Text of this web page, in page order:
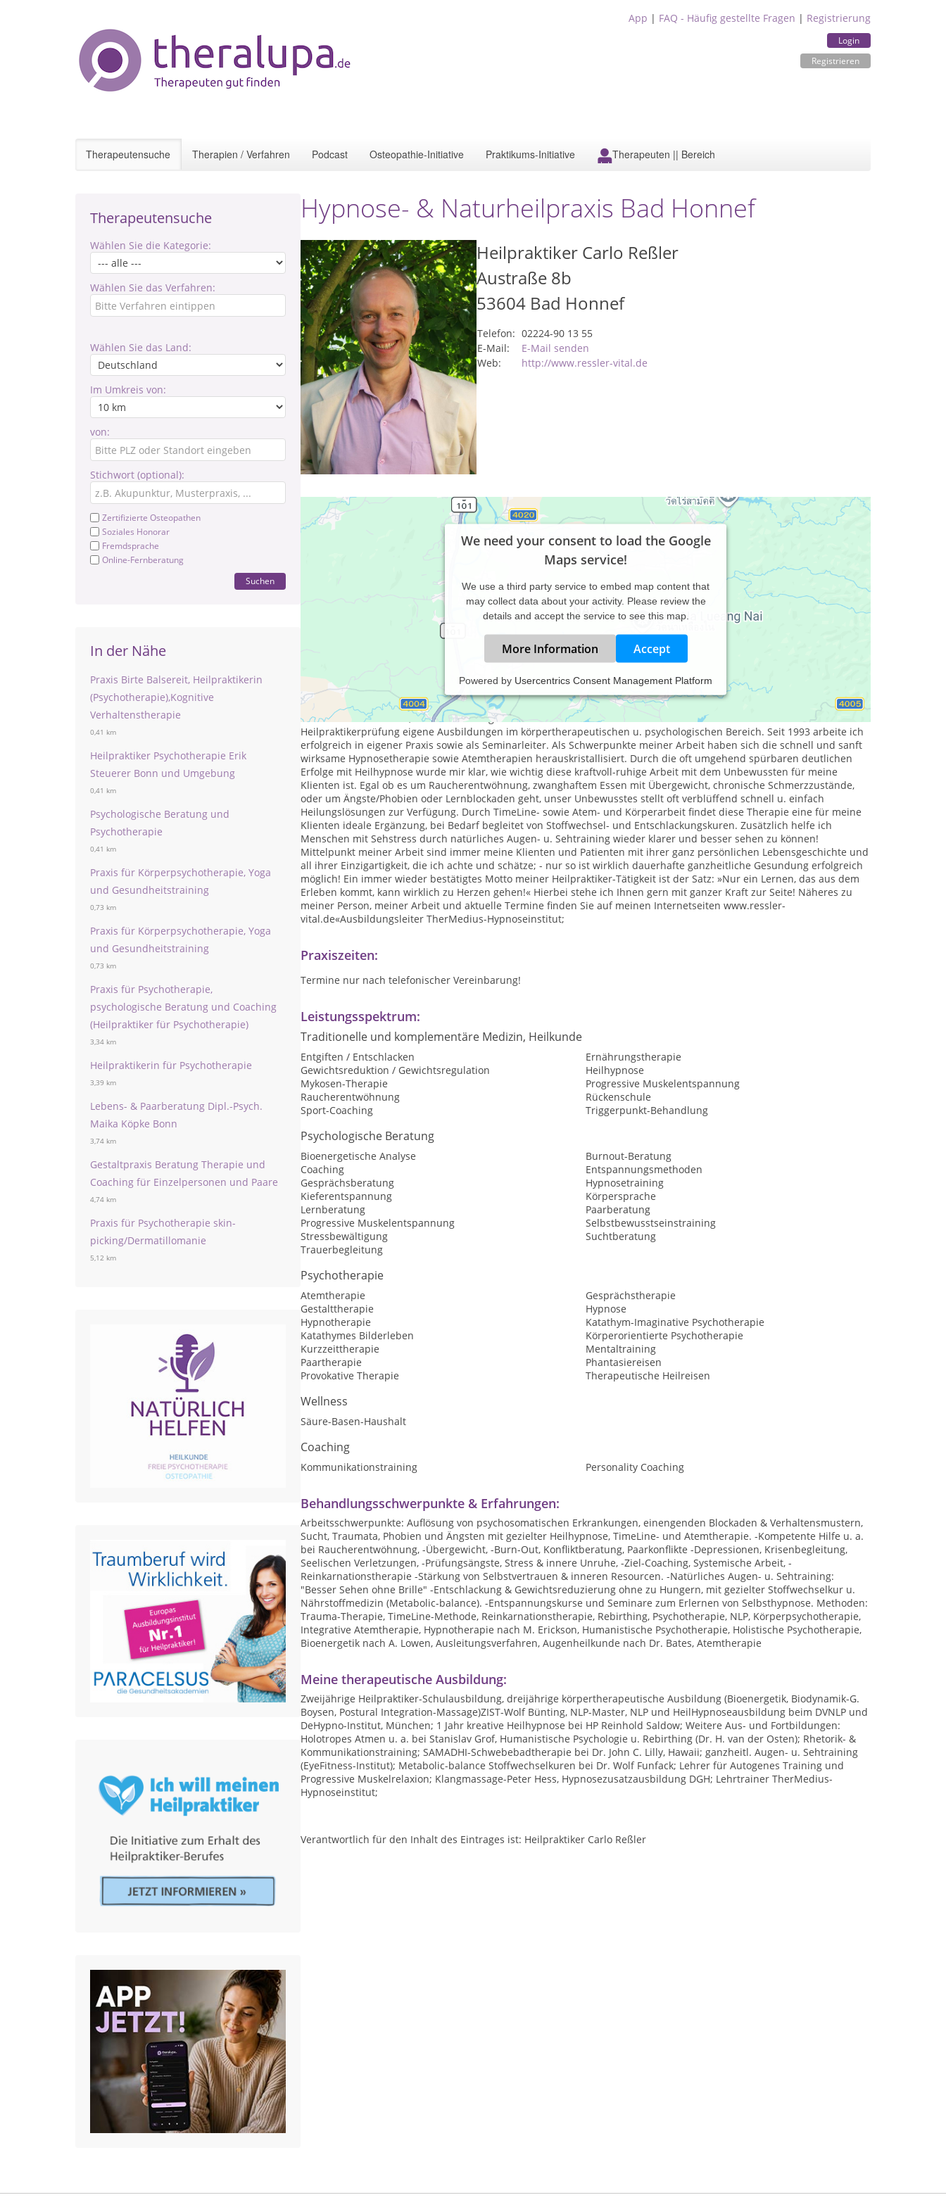
App | FAQ - Häufig gestellte Fragen | Registrierung
Login
Registrieren
Therapeutensuche Therapien / Verfahren Podcast Osteopathie-Initiative Praktikums-Initiative Therapeuten || Bereich
Therapeutensuche
Wählen Sie die Kategorie:
Wählen Sie das Verfahren:
Wählen Sie das Land:
Im Umkreis von:
von:
Stichwort (optional):
Zertifizierte Osteopathen
Soziales Honorar
Fremdsprache
Online-Fernberatung
Suchen
In der Nähe
Praxis Birte Balsereit, Heilpraktikerin
(Psychotherapie),Kognitive
Verhaltenstherapie
0,41 km
Heilpraktiker Psychotherapie Erik
Steuerer Bonn und Umgebung
0,41 km
Psychologische Beratung und
Psychotherapie
0,41 km
Praxis für Körperpsychotherapie, Yoga
und Gesundheitstraining
0,73 km
Praxis für Körperpsychotherapie, Yoga
und Gesundheitstraining
0,73 km
Praxis für Psychotherapie,
psychologische Beratung und Coaching
(Heilpraktiker für Psychotherapie)
3,34 km
Heilpraktikerin für Psychotherapie
3,39 km
Lebens- & Paarberatung Dipl.-Psych.
Maika Köpke Bonn
3,74 km
Gestaltpraxis Beratung Therapie und
Coaching für Einzelpersonen und Paare
4,74 km
Praxis für Psychotherapie skin-
picking/Dermatillomanie
5,12 km
Hypnose- & Naturheilpraxis Bad Honnef
Heilpraktiker Carlo Reßler
Austraße 8b
53604 Bad Honnef
Telefon: 02224-90 13 55
E-Mail:
E-Mail senden
Web:
http://www.ressler-vital.de
We need your consent to load the Google
Maps service!
We use a third party service to embed map content that
may collect data about your activity. Please review the
details and accept the service to see this map.
More Information Accept
Powered by Usercentrics Consent Management Platform
»Nach vielen für meine Entwicklung bedeutenden eigenen Therapieerfahrungen (u. a. Bioenergetik, Holotropes Atmen,
Psychodrama, Hypnose) beschloß ich 1990 eine Heilpraktikerausbildung zu machen, um Menschen mit dem was ich als
wertvoll erfahren habe, bei ihrer Heilung weiterhelfen zu können. Hierfür machte ich nach bestandener
Heilpraktikerprüfung eigene Ausbildungen im körpertherapeutischen u. psychologischen Bereich. Seit 1993 arbeite ich
erfolgreich in eigener Praxis sowie als Seminarleiter. Als Schwerpunkte meiner Arbeit haben sich die schnell und sanft
wirksame Hypnosetherapie sowie Atemtherapien herauskristallisiert. Durch die oft umgehend spürbaren deutlichen
Erfolge mit Heilhypnose wurde mir klar, wie wichtig diese kraftvoll-ruhige Arbeit mit dem Unbewussten für meine
Klienten ist. Egal ob es um Raucherentwöhnung, zwanghaftem Essen mit Übergewicht, chronische Schmerzzustände,
oder um Ängste/Phobien oder Lernblockaden geht, unser Unbewusstes stellt oft verblüffend schnell u. einfach
Heilungslösungen zur Verfügung. Durch TimeLine- sowie Atem- und Körperarbeit findet diese Therapie eine für meine
Klienten ideale Ergänzung, bei Bedarf begleitet von Stoffwechsel- und Entschlackungskuren. Zusätzlich helfe ich
Menschen mit Sehstress durch natürliches Augen- u. Sehtraining wieder klarer und besser sehen zu können!
Mittelpunkt meiner Arbeit sind immer meine Klienten und Patienten mit ihrer ganz persönlichen Lebensgeschichte und
all ihrer Einzigartigkeit, die ich achte und schätze; - nur so ist wirklich dauerhafte ganzheitliche Gesundung erfolgreich
möglich! Ein immer wieder bestätigtes Motto meiner Heilpraktiker-Tätigkeit ist der Satz: »Nur ein Lernen, das aus dem
Erleben kommt, kann wirklich zu Herzen gehen!« Hierbei stehe ich Ihnen gern mit ganzer Kraft zur Seite! Näheres zu
meiner Person, meiner Arbeit und aktuelle Termine finden Sie auf meinen Internetseiten www.ressler-
vital.de«Ausbildungsleiter TherMedius-Hypnoseinstitut;
Praxiszeiten:
Termine nur nach telefonischer Vereinbarung!
Leistungsspektrum:
Traditionelle und komplementäre Medizin, Heilkunde
Entgiften / Entschlacken
Ernährungstherapie
Gewichtsreduktion / Gewichtsregulation
Heilhypnose
Mykosen-Therapie
Progressive Muskelentspannung
Raucherentwöhnung
Rückenschule
Sport-Coaching
Triggerpunkt-Behandlung
Psychologische Beratung
Bioenergetische Analyse
Burnout-Beratung
Coaching
Entspannungsmethoden
Gesprächsberatung
Hypnosetraining
Kieferentspannung
Körpersprache
Lernberatung
Paarberatung
Progressive Muskelentspannung
Selbstbewusstseinstraining
Stressbewältigung
Suchtberatung
Trauerbegleitung
Psychotherapie
Atemtherapie
Gesprächstherapie
Gestalttherapie
Hypnose
Hypnotherapie
Katathym-Imaginative Psychotherapie
Katathymes Bilderleben
Körperorientierte Psychotherapie
Kurzzeittherapie
Mentaltraining
Paartherapie
Phantasiereisen
Provokative Therapie
Therapeutische Heilreisen
Wellness
Säure-Basen-Haushalt
Coaching
Kommunikationstraining Personality Coaching
Behandlungsschwerpunkte & Erfahrungen:
Arbeitsschwerpunkte: Auflösung von psychosomatischen Erkrankungen, einengenden Blockaden & Verhaltensmustern,
Sucht, Traumata, Phobien und Ängsten mit gezielter Heilhypnose, TimeLine- und Atemtherapie. -Kompetente Hilfe u. a.
bei Raucherentwöhnung, -Übergewicht, -Burn-Out, Konfliktberatung, Paarkonflikte -Depressionen, Krisenbegleitung,
Seelischen Verletzungen, -Prüfungsängste, Stress & innere Unruhe, -Ziel-Coaching, Systemische Arbeit, -
Reinkarnationstherapie -Stärkung von Selbstvertrauen & inneren Resourcen. -Natürliches Augen- u. Sehtraining:
"Besser Sehen ohne Brille" -Entschlackung & Gewichtsreduzierung ohne zu Hungern, mit gezielter Stoffwechselkur u.
Nährstoffmedizin (Metabolic-balance). -Entspannungskurse und Seminare zum Erlernen von Selbsthypnose. Methoden:
Trauma-Therapie, TimeLine-Methode, Reinkarnationstherapie, Rebirthing, Psychotherapie, NLP, Körperpsychotherapie,
Integrative Atemtherapie, Hypnotherapie nach M. Erickson, Humanistische Psychotherapie, Holistische Psychotherapie,
Bioenergetik nach A. Lowen, Ausleitungsverfahren, Augenheilkunde nach Dr. Bates, Atemtherapie
Meine therapeutische Ausbildung:
Zweijährige Heilpraktiker-Schulausbildung, dreijährige körpertherapeutische Ausbildung (Bioenergetik, Biodynamik-G.
Boysen, Postural Integration-Massage)ZIST-Wolf Bünting, NLP-Master, NLP und HeilHypnoseausbildung beim DVNLP und
DeHypno-Institut, München; 1 Jahr kreative Heilhypnose bei HP Reinhold Saldow; Weitere Aus- und Fortbildungen:
Holotropes Atmen u. a. bei Stanislav Grof, Humanistische Psychologie u. Rebirthing (Dr. H. van der Osten); Rhetorik- &
Kommunikationstraining; SAMADHI-Schwebebadtherapie bei Dr. John C. Lilly, Hawaii; ganzheitl. Augen- u. Sehtraining
(EyeFitness-Institut); Metabolic-balance Stoffwechselkuren bei Dr. Wolf Funfack; Lehrer für Autogenes Training und
Progressive Muskelrelaxion; Klangmassage-Peter Hess, Hypnosezusatzausbildung DGH; Lehrtrainer TherMedius-
Hypnoseinstitut;
Verantwortlich für den Inhalt des Eintrages ist: Heilpraktiker Carlo Reßler